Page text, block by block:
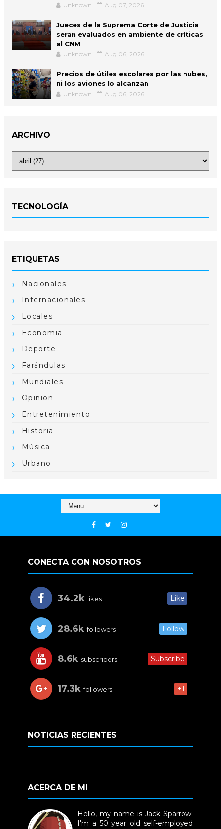
Unknown Aug 07, 2026
Jueces de la Suprema Corte de Justicia
seran evaluados en ambiente de críticas
al CNM
Unknown Aug 06, 2026
Precios de útiles escolares por las nubes,
ni los aviones lo alcanzan
Unknown Aug 06, 2026
ARCHIVO
TECNOLOGÍA
ETIQUETAS
Nacionales
Internacionales
Locales
Economia
Deporte
Farándulas
Mundiales
Opinion
Entretenimiento
Historia
Música
Urbano
CONECTA CON NOSOTROS
34.2k likes Like
28.6k followers Follow
8.6k subscribers Subscribe
17.3k followers +1
NOTICIAS RECIENTES
ACERCA DE MI
Hello, my name is Jack Sparrow.
I'm a 50 year old self-employed